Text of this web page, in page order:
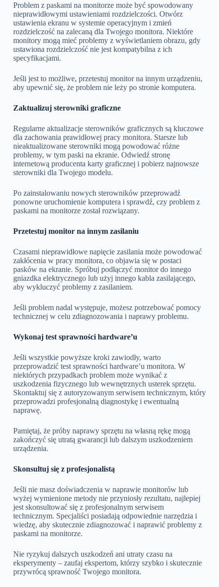
Problem z paskami na monitorze może być spowodowany
nieprawidłowymi ustawieniami rozdzielczości. Otwórz
ustawienia ekranu w systemie operacyjnym i zmień
rozdzielczość na zalecaną dla Twojego monitora. Niektóre
monitory mogą mieć problemy z wyświetlaniem obrazu, gdy
ustawiona rozdzielczość nie jest kompatybilna z ich
specyfikacjami.
Jeśli jest to możliwe, przetestuj monitor na innym urządzeniu,
aby upewnić się, że problem nie leży po stronie komputera.
Zaktualizuj sterowniki graficzne
Regularne aktualizacje sterowników graficznych są kluczowe
dla zachowania prawidłowej pracy monitora. Starsze lub
nieaktualizowane sterowniki mogą powodować różne
problemy, w tym paski na ekranie. Odwiedź stronę
internetową producenta karty graficznej i pobierz najnowsze
sterowniki dla Twojego modelu.
Po zainstalowaniu nowych sterowników przeprowadź
ponowne uruchomienie komputera i sprawdź, czy problem z
paskami na monitorze został rozwiązany.
Przetestuj monitor na innym zasilaniu
Czasami nieprawidłowe napięcie zasilania może powodować
zakłócenia w pracy monitora, co objawia się w postaci
pasków na ekranie. Spróbuj podłączyć monitor do innego
gniazdka elektrycznego lub użyj innego kabla zasilającego,
aby wykluczyć problemy z zasilaniem.
Jeśli problem nadal występuje, możesz potrzebować pomocy
technicznej w celu zdiagnozowania i naprawy problemu.
Wykonaj test sprawności hardware’u
Jeśli wszystkie powyższe kroki zawiodły, warto
przeprowadzić test sprawności hardware’u monitora. W
niektórych przypadkach problem może wynikać z
uszkodzenia fizycznego lub wewnętrznych usterek sprzętu.
Skontaktuj się z autoryzowanym serwisem technicznym, który
przeprowadzi profesjonalną diagnostykę i ewentualną
naprawę.
Pamiętaj, że próby naprawy sprzętu na własną rękę mogą
zakończyć się utratą gwarancji lub dalszym uszkodzeniem
urządzenia.
Skonsultuj się z profesjonalistą
Jeśli nie masz doświadczenia w naprawie monitorów lub
wyżej wymienione metody nie przyniosły rezultatu, najlepiej
jest skonsultować się z profesjonalnym serwisem
technicznym. Specjaliści posiadają odpowiednie narzędzia i
wiedzę, aby skutecznie zdiagnozować i naprawić problemy z
paskami na monitorze.
Nie ryzykuj dalszych uszkodzeń ani utraty czasu na
eksperymenty – zaufaj ekspertom, którzy szybko i skutecznie
przywrócą sprawność Twojego monitora.